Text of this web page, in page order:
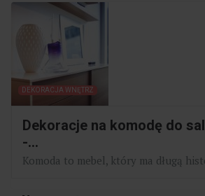
DEKORACJA WNĘTRZ
Dekoracje na komodę do
-...
Komoda to mebel, który ma długą